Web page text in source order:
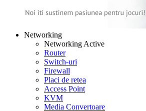
Networking
Networking Active
Router
Switch-uri
Firewall
Placi de retea
Access Point
KVM
Media Convertoare